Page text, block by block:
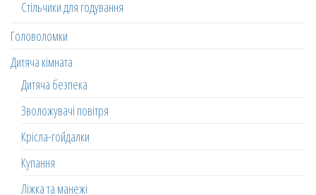
Стільчики для годування
Головоломки
Дитяча кімната
Дитяча безпека
Зволожувачі повітря
Крісла-гойдалки
Купання
Ліжка та манежі